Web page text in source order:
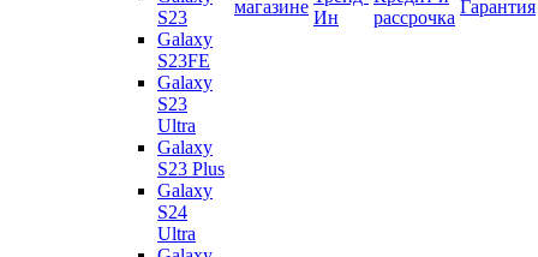
S23
Galaxy
S23FE
Galaxy
S23
Ultra
Galaxy
S23 Plus
Galaxy
S24
Ultra
магазине
Ин
рассрочка
Гарантия